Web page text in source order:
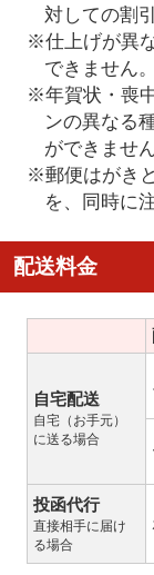
対しての割
※仕上げが異
できません。
※年賀状・喪
ンの異なる
ができません
※郵便はがき
を、同時に
配送料金
自宅配送
自宅（お手元）
に送る場合
投函代行
直接相手に届け
る場合